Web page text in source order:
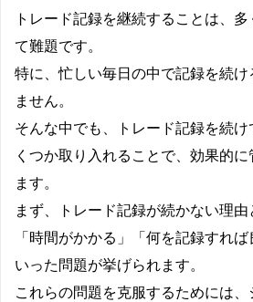
トレード記録を継続することは、
て難題です。
特に、忙しい毎日の中で記録を続け
ません。
そんな中でも、トレード記録を続
くつか取り入れることで、効果的
ます。
まず、トレード記録が続かない理由
「時間がかかる」「何を記録すれ
いった問題が挙げられます。
これらの問題を克服するためには